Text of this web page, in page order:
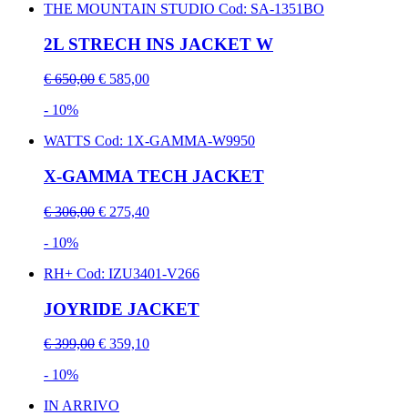
THE MOUNTAIN STUDIO Cod: SA-1351BO
2L STRECH INS JACKET W
€ 650,00 € 585,00
- 10%
WATTS Cod: 1X-GAMMA-W9950
X-GAMMA TECH JACKET
€ 306,00 € 275,40
- 10%
RH+ Cod: IZU3401-V266
JOYRIDE JACKET
€ 399,00 € 359,10
- 10%
IN ARRIVO